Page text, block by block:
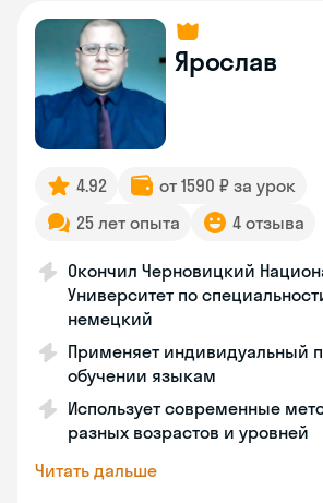
Ярослав
4.92
от 1590 ₽ за урок
25 лет опыта
4 отзыва
Окончил Черновицкий
Университет по
немецкий
Применяет индивидуальный
обучении языкам
Использует современные
разных возрастов и уровней
Читать дальше